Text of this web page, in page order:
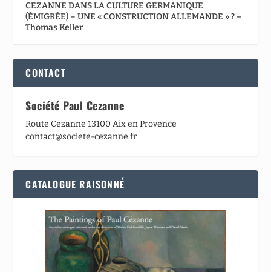
CEZANNE DANS LA CULTURE GERMANIQUE
(ÉMIGRÉE) – UNE « CONSTRUCTION ALLEMANDE » ? –
Thomas Keller
CONTACT
Société Paul Cezanne
Route Cezanne 13100 Aix en Provence
contact@societe-cezanne.fr
CATALOGUE RAISONNÉ